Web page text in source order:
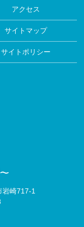
アクセス
サイトマップ
サイトポリシー
崎717-1